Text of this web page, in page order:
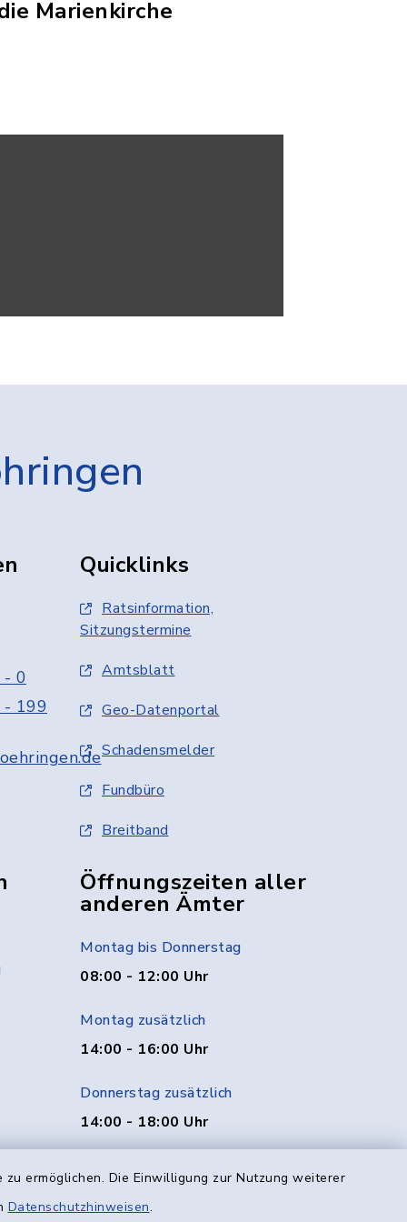
ermöglichen. Die Einwilligung zur Nutzung weiterer
Datenschutzhinweisen.
Marienkirche
0
199
Quicklinks
Ratsinformation,
Sitzungstermine
Amtsblatt
Geo-Datenportal
Schadensmelder
Fundbüro
Breitband
Öffnungszeiten aller
anderen Ämter
Montag bis Donnerstag
08:00 - 12:00 Uhr
Montag zusätzlich
14:00 - 16:00 Uhr
Donnerstag zusätzlich
14:00 - 18:00 Uhr